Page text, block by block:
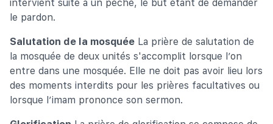
intervient suite à un péché, le but étant de demander
le pardon.
Salutation de la mosquée La prière de salutation de
la mosquée de deux unités s'accomplit lorsque l’on
entre dans une mosquée. Elle ne doit pas avoir lieu lors
des moments interdits pour les prières facultatives ou
lorsque l’imam prononce son sermon.